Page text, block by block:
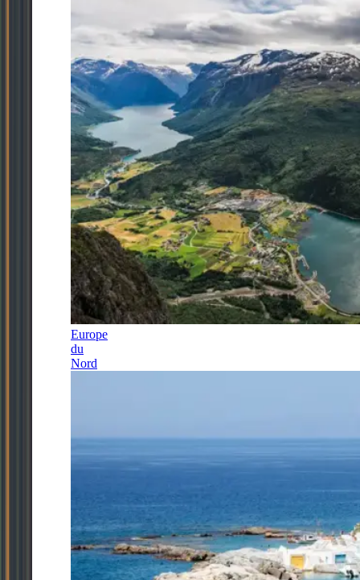
Europe
du
Nord